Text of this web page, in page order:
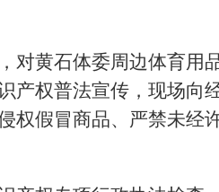
对黄石体委周边体育用
产权普法宣传，现场向
权假冒商品、严禁未经